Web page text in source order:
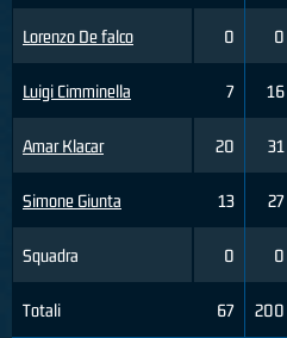
Lorenzo De falco
Luigi Cimminella
Amar Klacar
Simone Giunta
Squadra
Totali
0 0
7 16
20 31
13 27
0 0
67 200